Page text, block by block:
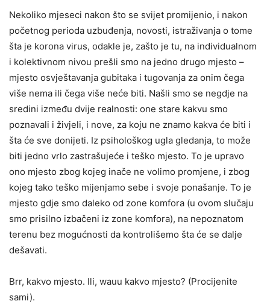
Nekoliko mjeseci nakon što se svijet promijenio, i nakon
početnog perioda uzbuđenja, novosti, istraživanja o tome
šta je korona virus, odakle je, zašto je tu, na individualnom
i kolektivnom nivou prešli smo na jedno drugo mjesto –
mjesto osvještavanja gubitaka i tugovanja za onim čega
više nema ili čega više neće biti. Našli smo se negdje na
sredini između dvije realnosti: one stare kakvu smo
poznavali i živjeli, i nove, za koju ne znamo kakva će biti i
šta će sve donijeti. Iz psihološkog ugla gledanja, to može
biti jedno vrlo zastrašujeće i teško mjesto. To je upravo
ono mjesto zbog kojeg inače ne volimo promjene, i zbog
kojeg tako teško mijenjamo sebe i svoje ponašanje. To je
mjesto gdje smo daleko od zone komfora (u ovom slučaju
smo prisilno izbačeni iz zone komfora), na nepoznatom
terenu bez mogućnosti da kontrolišemo šta će se dalje
dešavati.
Brr, kakvo mjesto. Ili, wauu kakvo mjesto? (Procijenite
sami).